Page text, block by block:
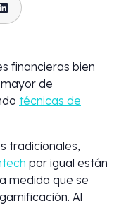
financieras bien
de
técnicas de
tradicionales,
por igual están
medida que se
Al